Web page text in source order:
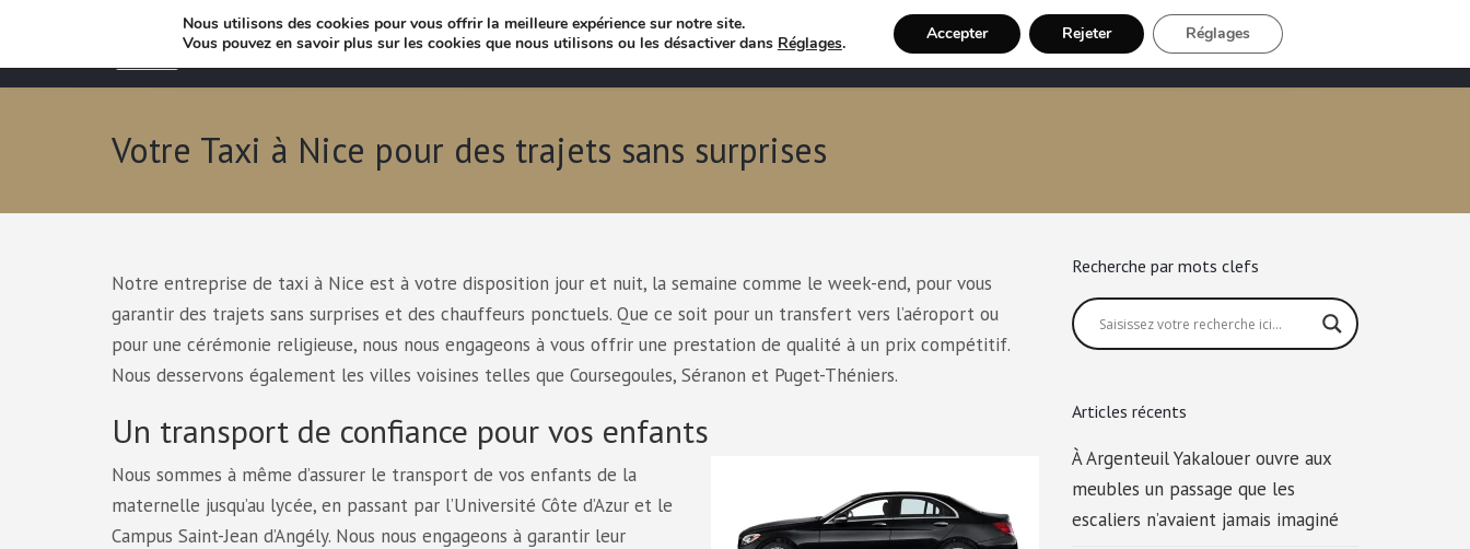
Annuaire VTC Recherche Chauffeur VTC Inscription Chauffeur
Votre Taxi à Nice pour des trajets sans surprises
Notre entreprise de taxi à Nice est à votre disposition jour et nuit, la semaine comme le week-end, pour vous
garantir des trajets sans surprises et des chauffeurs ponctuels. Que ce soit pour un transfert vers l’aéroport ou
pour une cérémonie religieuse, nous nous engageons à vous offrir une prestation de qualité à un prix compétitif.
Nous desservons également les villes voisines telles que Coursegoules, Séranon et Puget-Théniers.
Un transport de confiance pour vos enfants
Nous sommes à même d’assurer le transport de vos enfants de la
maternelle jusqu’au lycée, en passant par l’Université Côte d’Azur et le
Campus Saint-Jean d’Angély. Nous nous engageons à garantir leur
Recherche par mots clefs
Articles récents
À Argenteuil Yakalouer ouvre aux
meubles un passage que les
escaliers n’avaient jamais imaginé
Nous utilisons des cookies pour vous offrir la meilleure expérience sur notre site.
Vous pouvez en savoir plus sur les cookies que nous utilisons ou les désactiver dans Réglages. Accepter Rejeter Réglages